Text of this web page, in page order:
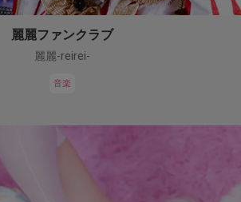
麗麗ファンクラブ
麗麗-reirei-
音楽